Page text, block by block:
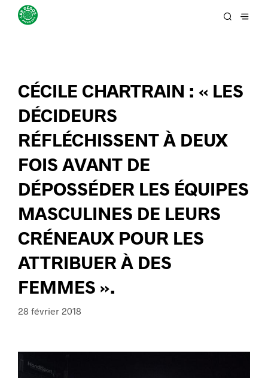
CÉCILE CHARTRAIN : « LES
DÉCIDEURS
RÉFLÉCHISSENT À DEUX
FOIS AVANT DE
DÉPOSSÉDER LES ÉQUIPES
MASCULINES DE LEURS
CRÉNEAUX POUR LES
ATTRIBUER À DES
FEMMES ».
28 février 2018